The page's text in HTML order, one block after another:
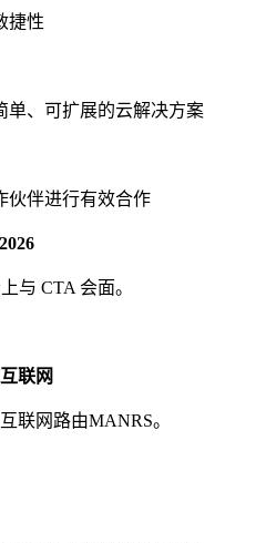
捷性
单、可扩展的云解决方案
伙伴进行有效合作
与 CTA 会面。
联网
联网路由MANRS。